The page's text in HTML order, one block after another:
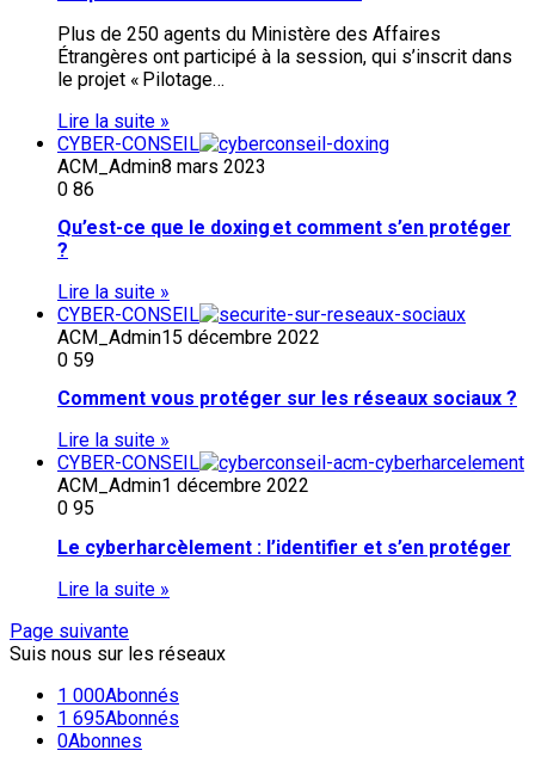
Plus de 250 agents du Ministère des Affaires
Étrangères ont participé à la session, qui s’inscrit dans
le projet « Pilotage…
Lire la suite »
CYBER-CONSEIL
ACM_Admin8 mars 2023
0 86
Qu’est-ce que le doxing et comment s’en protéger
?
Lire la suite »
CYBER-CONSEIL
ACM_Admin15 décembre 2022
0 59
Comment vous protéger sur les réseaux sociaux ?
Lire la suite »
CYBER-CONSEIL
ACM_Admin1 décembre 2022
0 95
Le cyberharcèlement : l’identifier et s’en protéger
Lire la suite »
Page suivante
Suis nous sur les réseaux
1 000Abonnés
1 695Abonnés
0Abonnes